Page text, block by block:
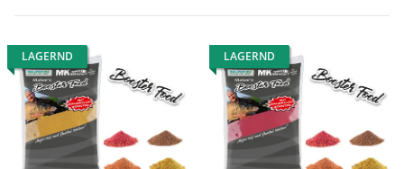
LAGERND LAGERND